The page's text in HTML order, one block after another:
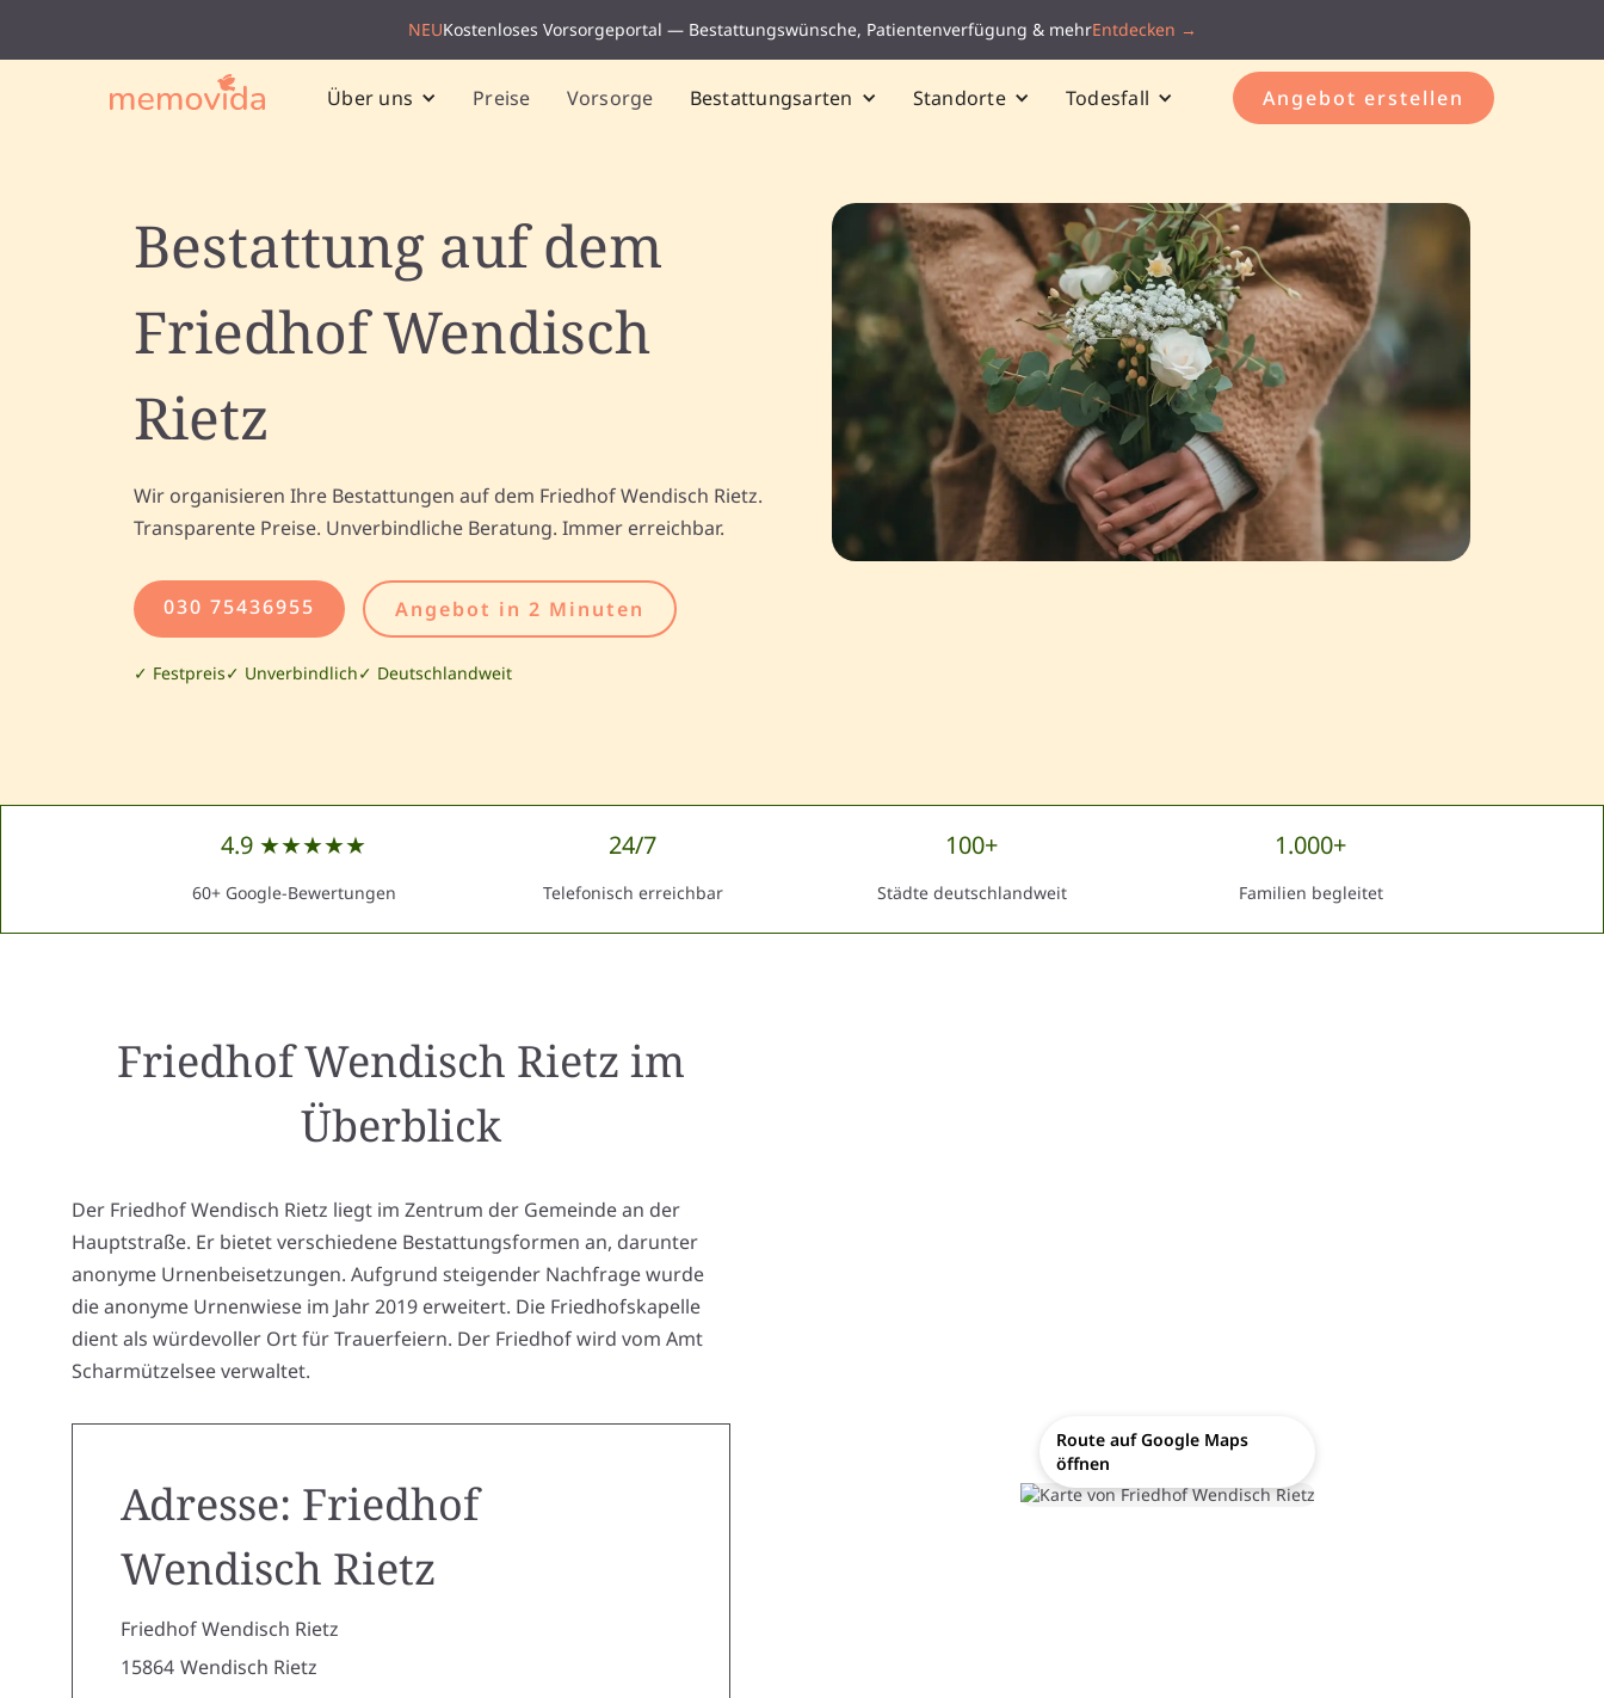
NEUKostenloses Vorsorgeportal — Bestattungswünsche, Patientenverfügung & mehrEntdecken →
Über uns Preise Vorsorge Bestattungsarten Standorte Todesfall Angebot erstellen
Bestattung auf dem
Friedhof Wendisch
Rietz
Wir organisieren Ihre Bestattungen auf dem Friedhof Wendisch Rietz.
Transparente Preise. Unverbindliche Beratung. Immer erreichbar.
030 75436955 Angebot in 2 Minuten
✓ Festpreis✓ Unverbindlich✓ Deutschlandweit
4.9 ★★★★★
60+ Google-Bewertungen
24/7
Telefonisch erreichbar
100+
Städte deutschlandweit
1.000+
Familien begleitet
Friedhof Wendisch Rietz im
Überblick
Der Friedhof Wendisch Rietz liegt im Zentrum der Gemeinde an der
Hauptstraße. Er bietet verschiedene Bestattungsformen an, darunter
anonyme Urnenbeisetzungen. Aufgrund steigender Nachfrage wurde
die anonyme Urnenwiese im Jahr 2019 erweitert. Die Friedhofskapelle
dient als würdevoller Ort für Trauerfeiern. Der Friedhof wird vom Amt
Scharmützelsee verwaltet.
Adresse: Friedhof
Wendisch Rietz
Friedhof Wendisch Rietz
15864 Wendisch Rietz
Route auf Google Maps
öffnen